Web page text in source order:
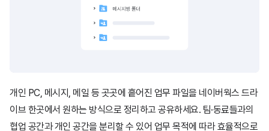
개인 PC, 메시지, 메일 등 곳곳에 흩어진 업무 파일을 네이버웍스 드라
이브 한곳에서 원하는 방식으로 정리하고 공유하세요. 팀·동료들과의
협업 공간과 개인 공간을 분리할 수 있어 업무 목적에 따라 효율적으로